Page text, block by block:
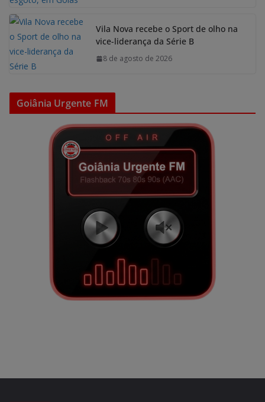
Vila Nova recebe o Sport de olho na
vice-liderança da Série B
8 de agosto de 2026
Goiânia Urgente FM